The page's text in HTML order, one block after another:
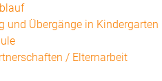
und Übergänge in Kindergarten
/ Elternarbeit